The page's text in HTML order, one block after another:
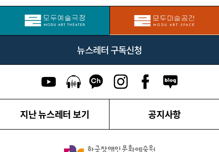
뉴스레터 구독신청
지난 뉴스레터 보기
카카오톡 채널 이동
유튜브 이동팟캐스트 이동 네이버블로
페이스북 이동
인스타그램 이동
공지사항